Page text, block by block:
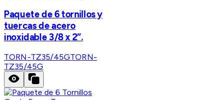
Paquete de 6 tornillos y
tuercas de acero
inoxidable 3/8 x 2”.
TORN-TZ35/45GTORN-
TZ35/45G